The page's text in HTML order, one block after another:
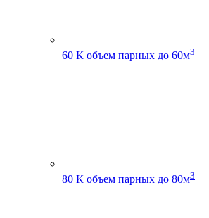
60 К объем парных до 60м3
80 К объем парных до 80м3